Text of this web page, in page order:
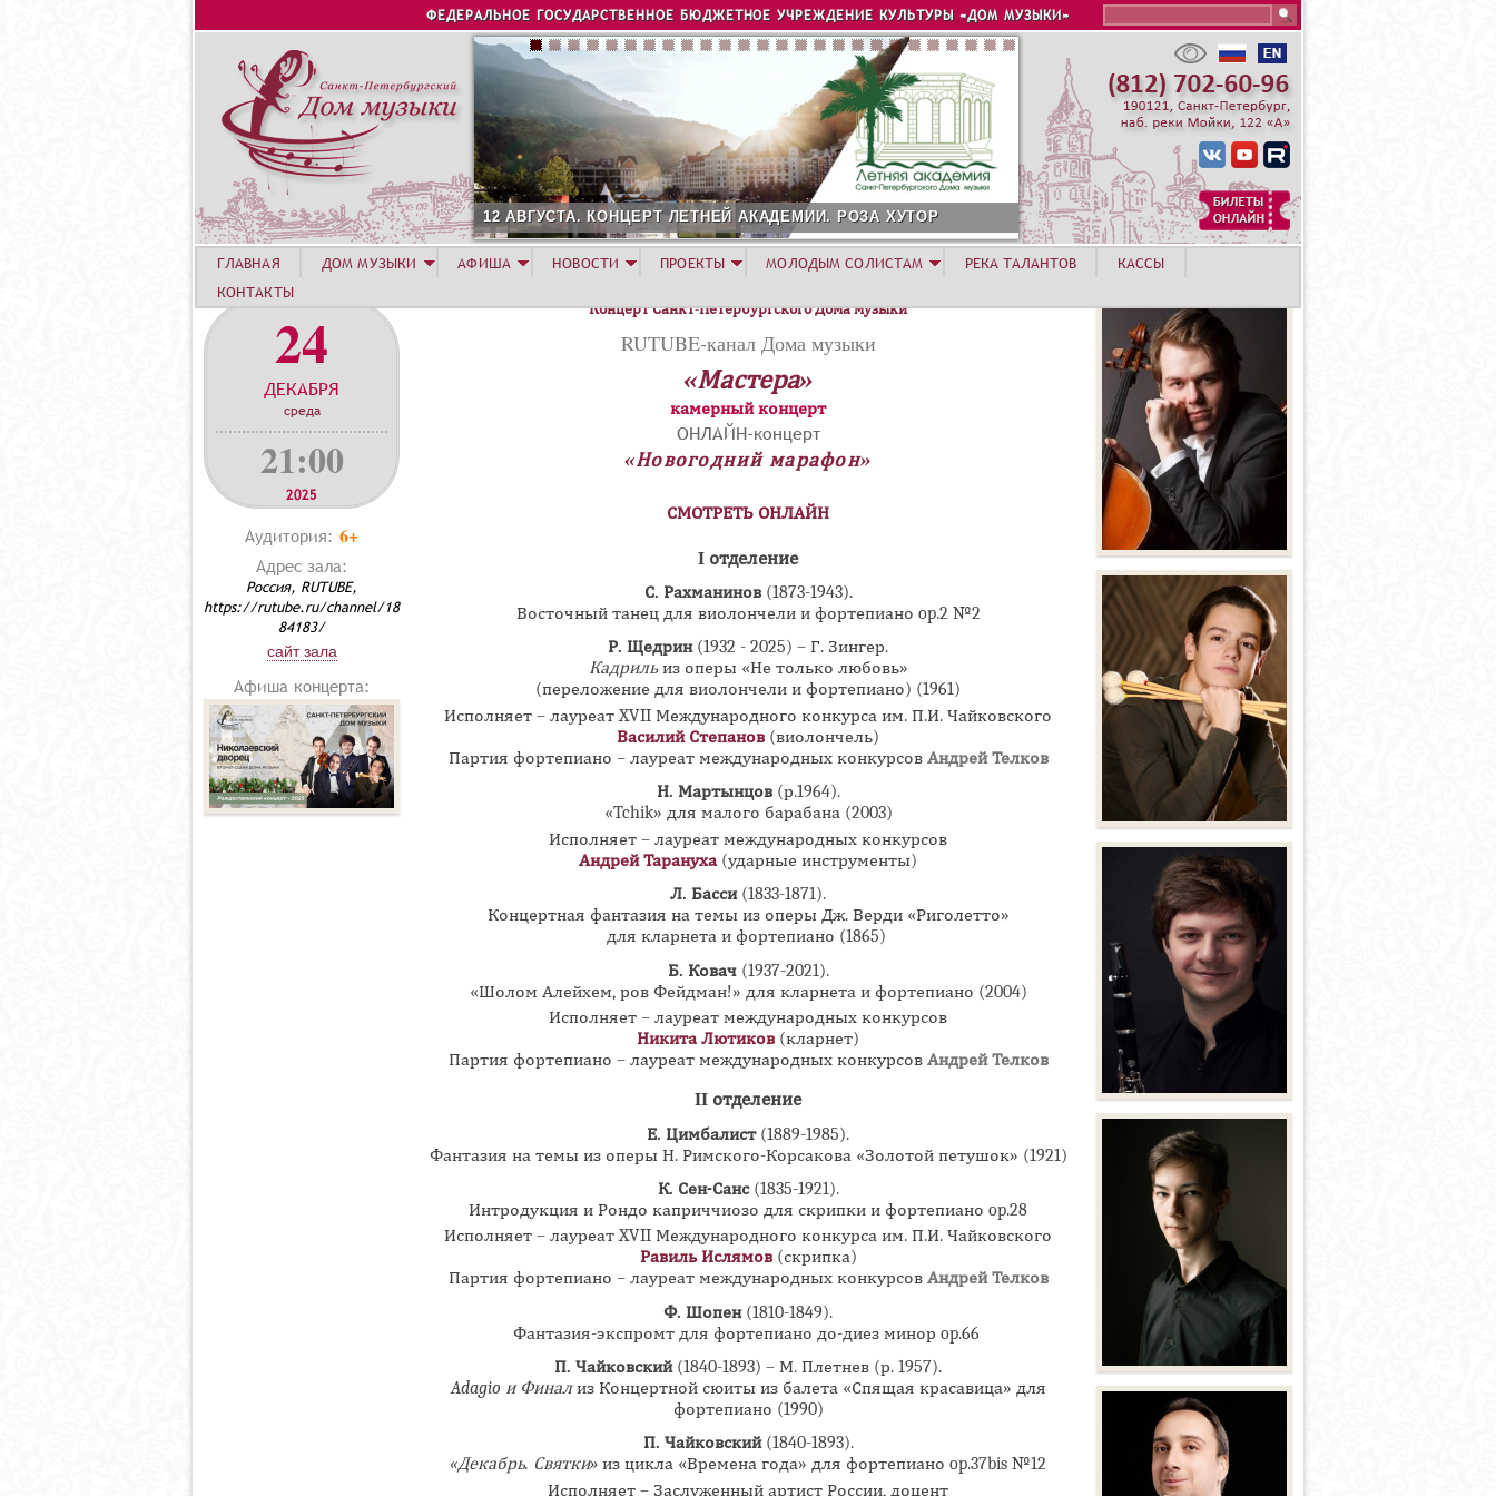
Jump to navigation
ФЕДЕРАЛЬНОЕ ГОСУДАРСТВЕННОЕ БЮДЖЕТНОЕ УЧРЕЖДЕНИЕ КУЛЬТУРЫ «ДОМ МУЗЫКИ»
12 АВГУСТА. КОНЦЕРТ ЛЕТНЕЙ АКАДЕМИИ. РОЗА ХУТОР
24
ДЕКАБРЯ
среда
21:00
2025
Аудитория: 6+
Адрес зала:
Россия, RUTUBE,
https://rutube.ru/channel/18
84183/
сайт зала
Афиша концерта:
Концерт Санкт-Петербургского Дома музыки
RUTUBE-канал Дома музыки
«Мастера»
камерный концерт
ОНЛАЙН-концерт
«Новогодний марафон»
СМОТРЕТЬ ОНЛАЙН
I отделение
С. Рахманинов(1873-1943).
Восточный танец для виолончели и фортепиано op.2 №2
Р. Щедрин(1932 - 2025) – Г. Зингер.
Кадрильиз оперы «Не только любовь»
(переложение для виолончели и фортепиано) (1961)
Исполняет – лауреат XVII Международного конкурса им. П.И. Чайковского
Василий Степанов (виолончель)
Партия фортепиано – лауреат международных конкурсов Андрей Телков
Н. Мартынцов(р.1964).
«Tchik» для малого барабана (2003)
Исполняет – лауреат международных конкурсов
Андрей Тарануха (ударные инструменты)
Л. Басси(1833-1871).
Концертная фантазия на темы из оперы Дж. Верди «Риголетто»
для кларнета и фортепиано (1865)
Б. Ковач(1937-2021).
«Шолом Алейхем, ров Фейдман!» для кларнета и фортепиано (2004)
Исполняет – лауреат международных конкурсов
Никита Лютиков (кларнет)
Партия фортепиано – лауреат международных конкурсов Андрей Телков
II отделение
Е. Цимбалист(1889-1985).
Фантазия на темы из оперы Н. Римского-Корсакова «Золотой петушок» (1921)
К. Сен-Санс(1835-1921).
Интродукция и Рондо каприччиозо для скрипки и фортепиано op.28
Исполняет – лауреат XVII Международного конкурса им. П.И. Чайковского
Равиль Ислямов(скрипка)
Партия фортепиано – лауреат международных конкурсов Андрей Телков
Ф. Шопен(1810-1849).
Фантазия-экспромт для фортепиано до-диез минор op.66
П. Чайковский(1840-1893) – М. Плетнев (р. 1957).
Adagio и Финализ Концертной сюиты из балета «Спящая красавица» для
фортепиано (1990)
П. Чайковский(1840-1893).
«Декабрь. Святки» из цикла «Времена года» для фортепиано op.37bis №12
Исполняет – Заслуженный артист России, доцент
ГЛАВНАЯ ДОМ МУЗЫКИ АФИША НОВОСТИ ПРОЕКТЫ МОЛОДЫМ СОЛИСТАМ РЕКА ТАЛАНТОВ
КАССЫ
КОНТАКТЫ